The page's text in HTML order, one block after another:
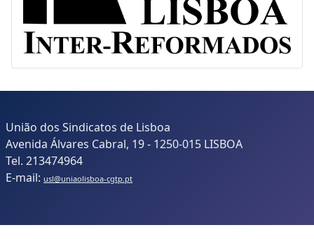
União dos Sindicatos de Lisboa
Avenida Álvares Cabral, 19 - 1250-015 LISBOA
Tel. 213474964
E-mail: usl@uniaolisboa-cgtp.pt